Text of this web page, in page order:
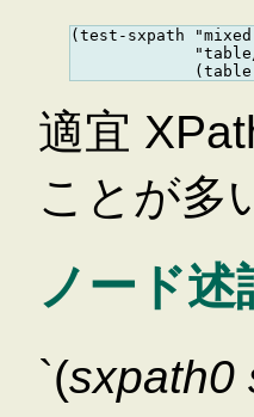
(test-sxpath
適宜
ことが多
ノード述
`(sxpath0